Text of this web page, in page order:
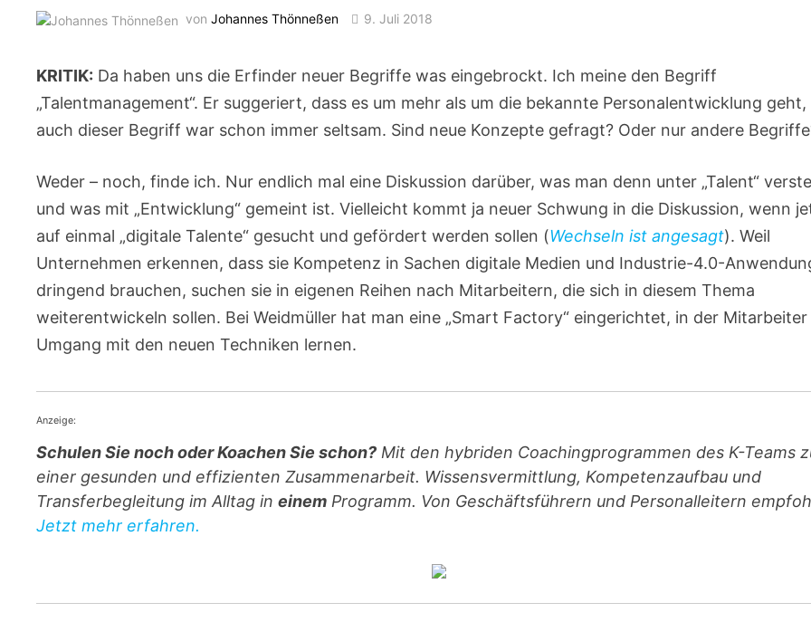
vonJohannes Thönneßen 9. Juli 2018
KRITIK: Da haben uns die Erfinder neuer Begriffe was eingebrockt. Ich meine den Begriff
„Talentmanagement“. Er suggeriert, dass es um mehr als um die bekannte Personalentwicklung geht,
auch dieser Begriff war schon immer seltsam. Sind neue Konzepte gefragt? Oder nur andere
Weder – noch, finde ich. Nur endlich mal eine Diskussion darüber, was man denn unter „Talent“
und was mit „Entwicklung“ gemeint ist. Vielleicht kommt ja neuer Schwung in die Diskussion, wenn
auf einmal „digitale Talente“ gesucht und gefördert werden sollen (Wechseln ist angesagt). Weil
Unternehmen erkennen, dass sie Kompetenz in Sachen digitale Medien und Industrie-4.0-
dringend brauchen, suchen sie in eigenen Reihen nach Mitarbeitern, die sich in diesem Thema
weiterentwickeln sollen. Bei Weidmüller hat man eine „Smart Factory“ eingerichtet, in der Mitarbeiter
Umgang mit den neuen Techniken lernen.
Anzeige:
Schulen Sie noch oder Koachen Sie schon? Mit den hybriden Coachingprogrammen des K-Teams
einer gesunden und effizienten Zusammenarbeit. Wissensvermittlung, Kompetenzaufbau und
Transferbegleitung im Alltag ineinem Programm. Von Geschäftsführern und Personalleitern
Jetzt mehr erfahren.